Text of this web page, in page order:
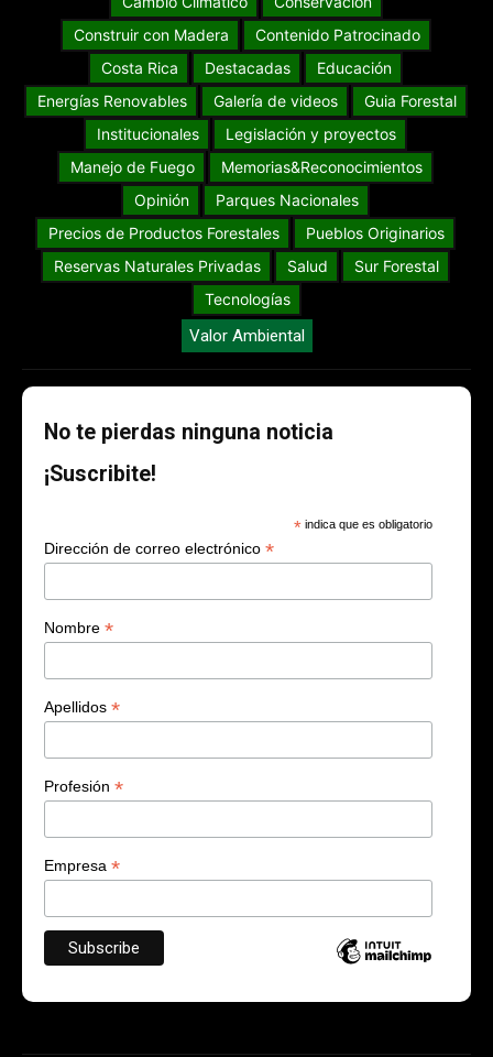
Construir con Madera
Contenido Patrocinado
Costa Rica
Destacadas
Educación
Energías Renovables
Galería de videos
Guia Forestal
Institucionales
Legislación y proyectos
Manejo de Fuego
Memorias&Reconocimientos
Opinión
Parques Nacionales
Precios de Productos Forestales
Pueblos Originarios
Reservas Naturales Privadas
Salud
Sur Forestal
Tecnologías
Valor Ambiental
No te pierdas ninguna noticia
¡Suscribite!
* indica que es obligatorio
Dirección de correo electrónico *
Nombre *
Apellidos *
Profesión *
Empresa *